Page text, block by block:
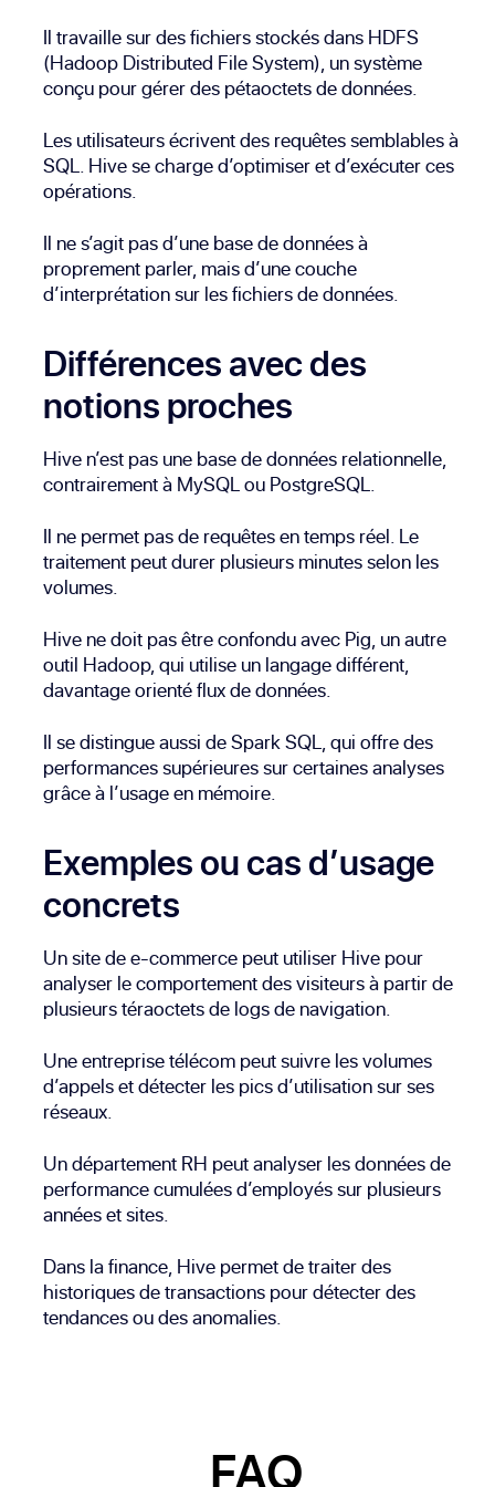
Il travaille sur des fichiers stockés dans HDFS
(Hadoop Distributed File System), un système
conçu pour gérer des pétaoctets de données.
Les utilisateurs écrivent des requêtes semblables à
SQL. Hive se charge d’optimiser et d’exécuter ces
opérations.
Il ne s’agit pas d’une base de données à
proprement parler, mais d’une couche
d’interprétation sur les fichiers de données.
Différences avec des
notions proches
Hive n’est pas une base de données relationnelle,
contrairement à MySQL ou PostgreSQL.
Il ne permet pas de requêtes en temps réel. Le
traitement peut durer plusieurs minutes selon les
volumes.
Hive ne doit pas être confondu avec Pig, un autre
outil Hadoop, qui utilise un langage différent,
davantage orienté flux de données.
Il se distingue aussi de Spark SQL, qui offre des
performances supérieures sur certaines analyses
grâce à l’usage en mémoire.
Exemples ou cas d’usage
concrets
Un site de e-commerce peut utiliser Hive pour
analyser le comportement des visiteurs à partir de
plusieurs téraoctets de logs de navigation.
Une entreprise télécom peut suivre les volumes
d’appels et détecter les pics d’utilisation sur ses
réseaux.
Un département RH peut analyser les données de
performance cumulées d’employés sur plusieurs
années et sites.
Dans la finance, Hive permet de traiter des
historiques de transactions pour détecter des
tendances ou des anomalies.
FAQ